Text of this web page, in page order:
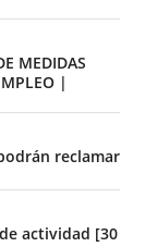
MEDIDAS
|
reclamar
actividad [30